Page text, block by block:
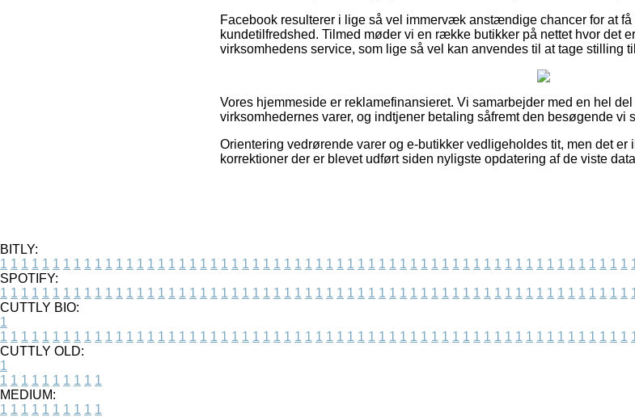
Facebook resulterer i lige så vel immervæk anstændige chancer for at
kundetilfredshed. Tilmed møder vi en række butikker på nettet hvor det
virksomhedens service, som lige så vel kan anvendes til at tage stilling
Vores hjemmeside er reklamefinansieret. Vi samarbejder med en hel
virksomhedernes varer, og indtjener betaling såfremt den besøgende vi
Orientering vedrørende varer og e-butikker vedligeholdes tit, men det er
korrektioner der er blevet udført siden nyligste opdatering af de viste
BITLY:
1 1 1 1 1 1 1 1 1 1 1 1 1 1 1 1 1 1 1 1 1 1 1 1 1 1 1 1 1 1 1 1 1 1 1 1 1 1 1 1 1 1 1 1 1 1 1 1 1 1 1 1 1 1 1 1 1 1 1 1
SPOTIFY:
1 1 1 1 1 1 1 1 1 1 1 1 1 1 1 1 1 1 1 1 1 1 1 1 1 1 1 1 1 1 1 1 1 1 1 1 1 1 1 1 1 1 1 1 1 1 1 1 1 1 1 1 1 1 1 1 1 1 1 1
CUTTLY BIO:
1
1 1 1 1 1 1 1 1 1 1 1 1 1 1 1 1 1 1 1 1 1 1 1 1 1 1 1 1 1 1 1 1 1 1 1 1 1 1 1 1 1 1 1 1 1 1 1 1 1 1 1 1 1 1 1 1 1 1 1 1
CUTTLY OLD:
1
1 1 1 1 1 1 1 1 1 1
MEDIUM:
1 1 1 1 1 1 1 1 1 1